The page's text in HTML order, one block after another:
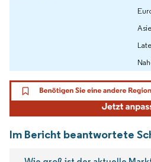
Im Bericht beantwortete